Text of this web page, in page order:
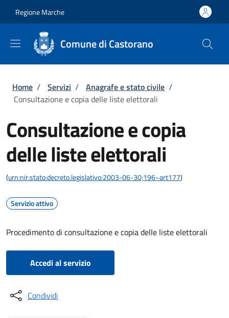
Regione Marche
Comune di Castorano
Briciole di pane
Home / Servizi / Anagrafe e stato civile /
Consultazione e copia delle liste elettorali
Consultazione e copia
delle liste elettorali
(urn:nir:stato:decreto.legislativo:2003-06-30;196~art177)
Servizio attivo
Procedimento di consultazione e copia delle liste elettorali
Accedi al servizio
Condividi